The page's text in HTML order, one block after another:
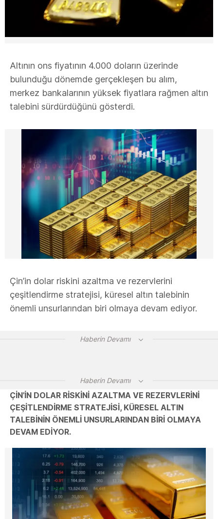
Altının ons fiyatının 4.000 doların üzerinde
bulunduğu dönemde gerçekleşen bu alım,
merkez bankalarının yüksek fiyatlara rağmen altın
talebini sürdürdüğünü gösterdi.
Çin’in dolar riskini azaltma ve rezervlerini
çeşitlendirme stratejisi, küresel altın talebinin
önemli unsurlarından biri olmaya devam ediyor.
Haberin Devamı
Haberin Devamı
ÇIN’IN DOLAR RISKINI AZALTMA VE REZERVLERINI
ÇEŞITLENDIRME STRATEJISI, KÜRESEL ALTIN
TALEBININ ÖNEMLI UNSURLARINDAN BIRI OLMAYA
DEVAM EDIYOR.